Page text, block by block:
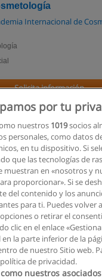
Internacional de
Solicita información
por tu
nuestros 1019socios
personales, como datos
en tu dispositivo. Si
que las tecnologías de
muestran en «nosotros y
proporcionar». Si se
del contenido y los
para ti. Puedes volver
o retirar el
clic en el enlace
en la parte inferior de la
de nuestro Sitio web.
de privacidad.
nuestros